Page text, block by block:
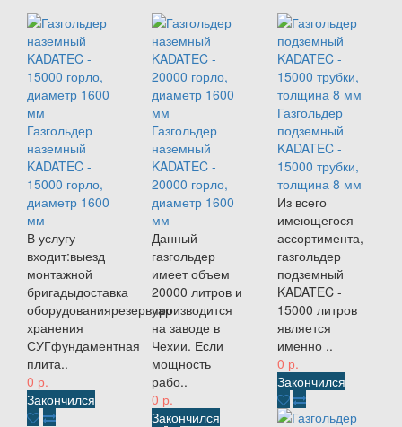
Газгольдер
наземный
KADATEC -
15000 горло,
диаметр 1600
мм
В услугу
входит:выезд
монтажной
бригадыдоставка
оборудованиярезервуар
хранения
СУГфундаментная
плита..
0 р.
Закончился
Газгольдер
наземный
KADATEC -
20000 горло,
диаметр 1600
мм
Данный
газгольдер
имеет объем
20000 литров и
производится
на заводе в
Чехии. Если
мощность
рабо..
0 р.
Закончился
Газгольдер
подземный
KADATEC -
15000 трубки,
толщина 8 мм
Из всего
имеющегося
ассортимента,
газгольдер
подземный
KADATEC -
15000 литров
является
именно ..
0 р.
Закончился